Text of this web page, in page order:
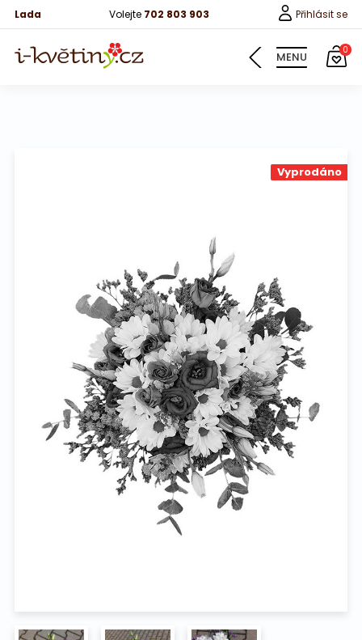
Lada Volejte 702 803 903 Přihlásit se
MENU 0
Bonboniery
Na pohřeb
Vyprodáno